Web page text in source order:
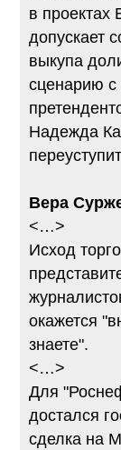
в проектах
допускает
выкупа
сценарию с
Надежда
Вера
<…>
Исход
окажется
знаете".
<…>
Для
достался
сделка на